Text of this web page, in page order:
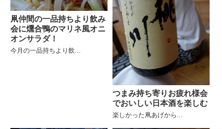
凧仲間の一品持ちより飲み
会に燻合鴨のマリネ風オニ
オンサラダ！
今月の一品持ちより飲...
つまみ持ち寄りお疲れ様会
でおいしい日本酒を楽しむ
楽しかった凧あげから...